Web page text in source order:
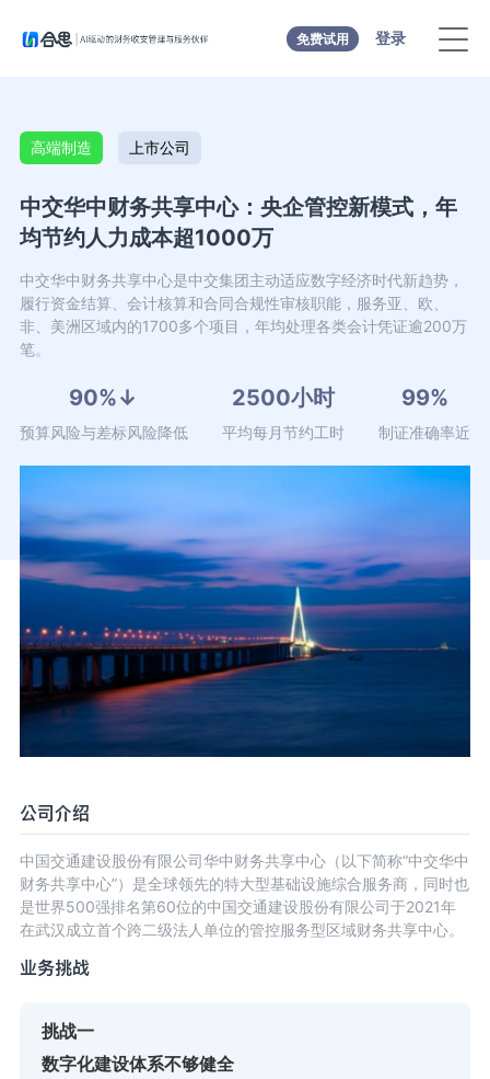
免费试用 登录
高端制造 上市公司
中交华中财务共享中心：央企管控新模式，年
均节约人力成本超1000万
中交华中财务共享中心是中交集团主动适应数字经济时代新趋势，
履行资金结算、会计核算和合同合规性审核职能，服务亚、欧、
非、美洲区域内的1700多个项目，年均处理各类会计凭证逾200万
笔。
90%↓
预算风险与差标风险降低
2500小时
平均每月节约工时
99%
制证准确率近
公司介绍
中国交通建设股份有限公司华中财务共享中心（以下简称“中交华中
财务共享中心”）是全球领先的特大型基础设施综合服务商，同时也
是世界500强排名第60位的中国交通建设股份有限公司于2021年
在武汉成立首个跨二级法人单位的管控服务型区域财务共享中心。
业务挑战
挑战一
数字化建设体系不够健全